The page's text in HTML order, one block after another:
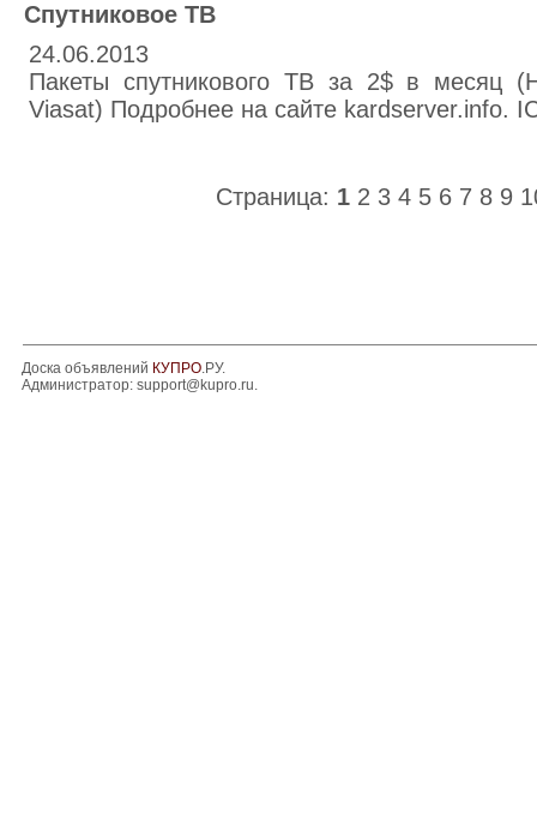
Спутниковое ТВ
24.06.2013
Пакеты спутникового ТВ за 2$ в месяц
Viasat) Подробнее на сайте kardserver.info.
Страница: 1 2 3 4 5 6 7 8 9
Доска объявлений КУПРО.РУ.
Администратор: support@kupro.ru.